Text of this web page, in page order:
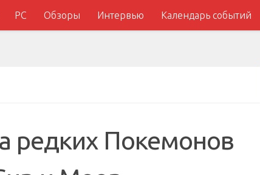
PC Обзоры Интервью Календарь событий
редких Покемонов